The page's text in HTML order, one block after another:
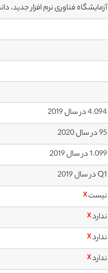
آزمایشگاه فناوری نرم افزار جدید،
4.094 در سال 2019
95 در سال 2020
1.099 در سال 2019
Q1 در سال 2019
نیست☓
ندارد☓
ندارد☓
ندارد☓